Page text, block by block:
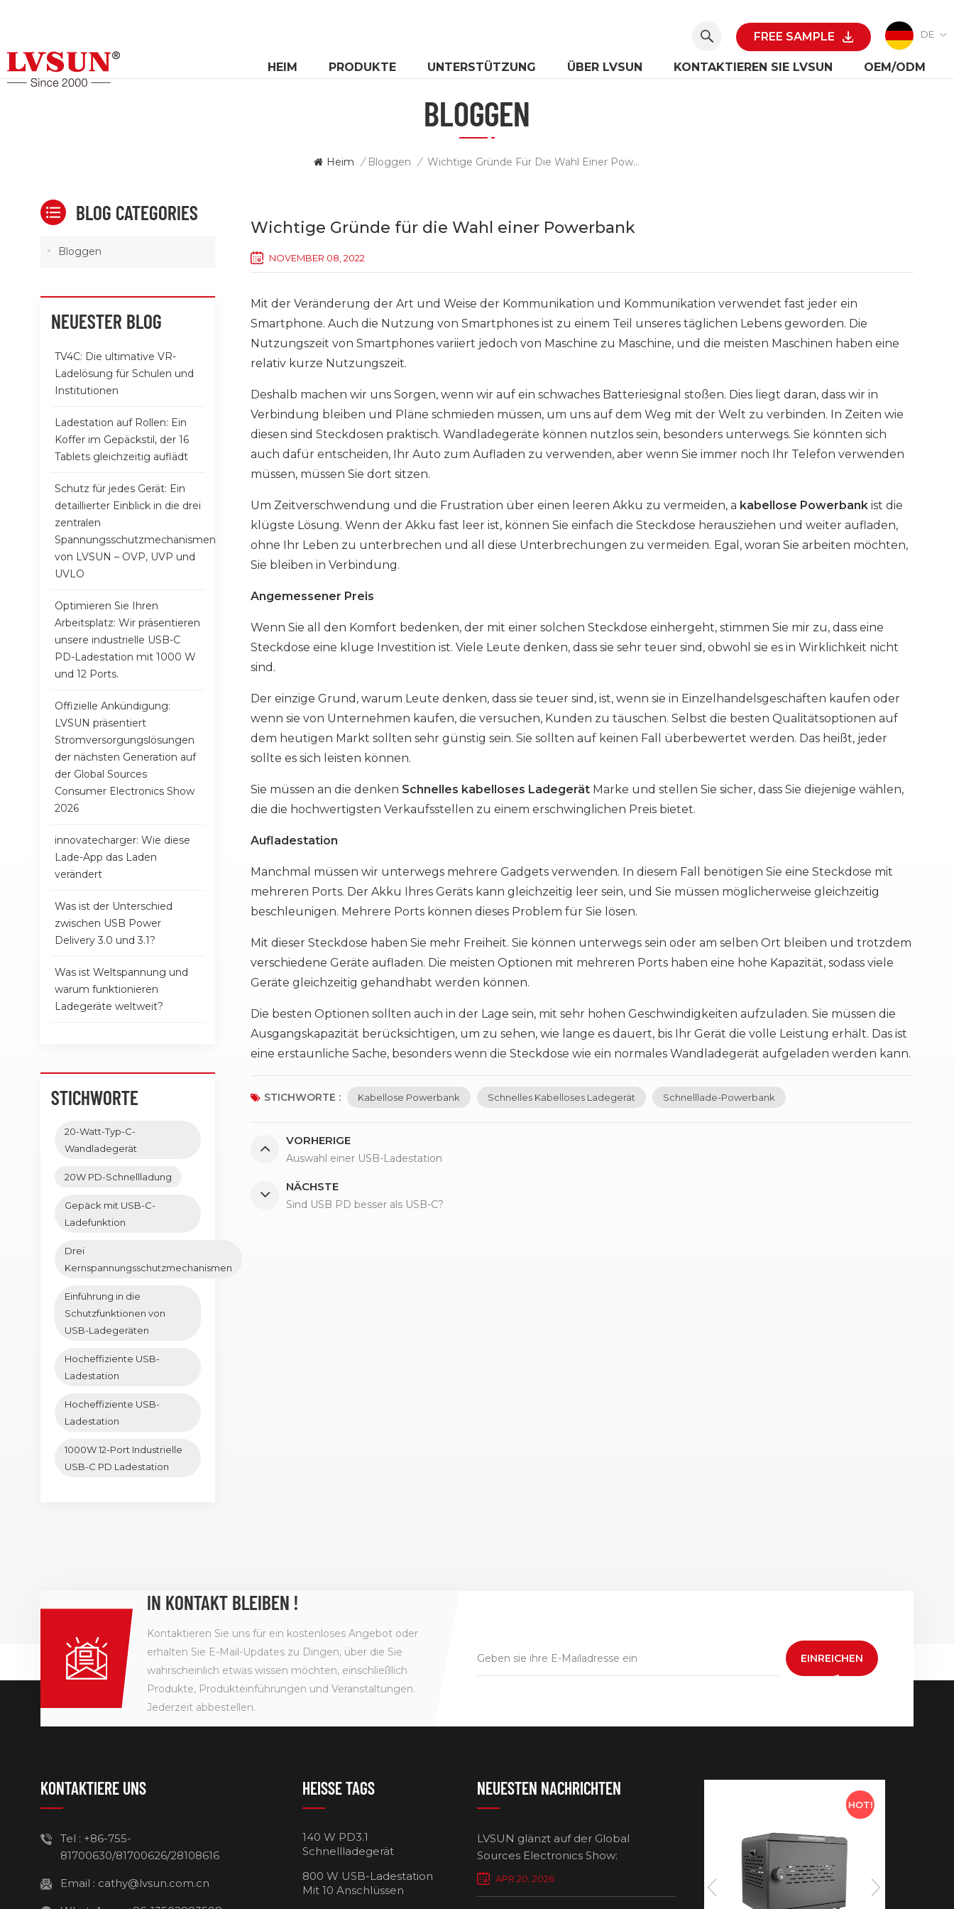
DE
FREE SAMPLE
HEIM PRODUKTE UNTERSTÜTZUNG ÜBER LVSUN KONTAKTIEREN SIE LVSUN OEM/ODM
BLOGGEN
Heim / Bloggen / Wichtige Gründe Für Die Wahl Einer Powerbank
Wichtige Gründe für die Wahl einer Powerbank
NOVEMBER 08, 2022
Mit der Veränderung der Art und Weise der Kommunikation und Kommunikation verwendet fast jeder ein
Smartphone. Auch die Nutzung von Smartphones ist zu einem Teil unseres täglichen Lebens geworden. Die
Nutzungszeit von Smartphones variiert jedoch von Maschine zu Maschine, und die meisten Maschinen haben eine
relativ kurze Nutzungszeit.
Deshalb machen wir uns Sorgen, wenn wir auf ein schwaches Batteriesignal stoßen. Dies liegt daran, dass wir in
Verbindung bleiben und Pläne schmieden müssen, um uns auf dem Weg mit der Welt zu verbinden. In Zeiten wie
diesen sind Steckdosen praktisch. Wandladegeräte können nutzlos sein, besonders unterwegs. Sie könnten sich
auch dafür entscheiden, Ihr Auto zum Aufladen zu verwenden, aber wenn Sie immer noch Ihr Telefon verwenden
müssen, müssen Sie dort sitzen.
Um Zeitverschwendung und die Frustration über einen leeren Akku zu vermeiden, a kabellose Powerbank ist die
klügste Lösung. Wenn der Akku fast leer ist, können Sie einfach die Steckdose herausziehen und weiter aufladen,
ohne Ihr Leben zu unterbrechen und all diese Unterbrechungen zu vermeiden. Egal, woran Sie arbeiten möchten,
Sie bleiben in Verbindung.
Angemessener Preis
Wenn Sie all den Komfort bedenken, der mit einer solchen Steckdose einhergeht, stimmen Sie mir zu, dass eine
Steckdose eine kluge Investition ist. Viele Leute denken, dass sie sehr teuer sind, obwohl sie es in Wirklichkeit nicht
sind.
Der einzige Grund, warum Leute denken, dass sie teuer sind, ist, wenn sie in Einzelhandelsgeschäften kaufen oder
wenn sie von Unternehmen kaufen, die versuchen, Kunden zu täuschen. Selbst die besten Qualitätsoptionen auf
dem heutigen Markt sollten sehr günstig sein. Sie sollten auf keinen Fall überbewertet werden. Das heißt, jeder
sollte es sich leisten können.
Sie müssen an die denken Schnelles kabelloses Ladegerät Marke und stellen Sie sicher, dass Sie diejenige wählen,
die die hochwertigsten Verkaufsstellen zu einem erschwinglichen Preis bietet.
Aufladestation
Manchmal müssen wir unterwegs mehrere Gadgets verwenden. In diesem Fall benötigen Sie eine Steckdose mit
mehreren Ports. Der Akku Ihres Geräts kann gleichzeitig leer sein, und Sie müssen möglicherweise gleichzeitig
beschleunigen. Mehrere Ports können dieses Problem für Sie lösen.
Mit dieser Steckdose haben Sie mehr Freiheit. Sie können unterwegs sein oder am selben Ort bleiben und trotzdem
verschiedene Geräte aufladen. Die meisten Optionen mit mehreren Ports haben eine hohe Kapazität, sodass viele
Geräte gleichzeitig gehandhabt werden können.
Die besten Optionen sollten auch in der Lage sein, mit sehr hohen Geschwindigkeiten aufzuladen. Sie müssen die
Ausgangskapazität berücksichtigen, um zu sehen, wie lange es dauert, bis Ihr Gerät die volle Leistung erhält. Das ist
eine erstaunliche Sache, besonders wenn die Steckdose wie ein normales Wandladegerät aufgeladen werden kann.
STICHWORTE : Kabellose Powerbank Schnelles Kabelloses Ladegerät Schnelllade-Powerbank
VORHERIGE
Auswahl einer USB-Ladestation
NÄCHSTE
Sind USB PD besser als USB-C?
BLOG CATEGORIES
Bloggen
NEUESTER BLOG
TV4C: Die ultimative VR-
Ladelösung für Schulen und
Institutionen
Ladestation auf Rollen: Ein
Koffer im Gepäckstil, der 16
Tablets gleichzeitig auflädt
Schutz für jedes Gerät: Ein
detaillierter Einblick in die drei
zentralen
Spannungsschutzmechanismen
von LVSUN – OVP, UVP und
UVLO
Optimieren Sie Ihren
Arbeitsplatz: Wir präsentieren
unsere industrielle USB-C
PD-Ladestation mit 1000 W
und 12 Ports.
Offizielle Ankündigung:
LVSUN präsentiert
Stromversorgungslösungen
der nächsten Generation auf
der Global Sources
Consumer Electronics Show
2026
innovatecharger: Wie diese
Lade-App das Laden
verändert
Was ist der Unterschied
zwischen USB Power
Delivery 3.0 und 3.1?
Was ist Weltspannung und
warum funktionieren
Ladegeräte weltweit?
STICHWORTE
20-Watt-Typ-C-
Wandladegerät
20W PD-Schnellladung
Gepäck mit USB-C-
Ladefunktion
Drei
Kernspannungsschutzmechanismen
Einführung in die
Schutzfunktionen von
USB-Ladegeräten
Hocheffiziente USB-
Ladestation
Hocheffiziente USB-
Ladestation
1000W 12-Port Industrielle
USB-C PD Ladestation
IN KONTAKT BLEIBEN !
Kontaktieren Sie uns für ein kostenloses Angebot oder
erhalten Sie E-Mail-Updates zu Dingen, über die Sie
wahrscheinlich etwas wissen möchten, einschließlich
Produkte, Produkteinführungen und Veranstaltungen.
Jederzeit abbestellen.
EINREICHEN
KONTAKTIERE UNS
Tel : +86-755-
81700630/81700626/28108616
Email : cathy@lvsun.com.cn
HEISSE TAGS
140 W PD3.1
Schnellladegerät
800 W USB-Ladestation
Mit 10 Anschlüssen
NEUESTEN NACHRICHTEN
LVSUN glänzt auf der Global
Sources Electronics Show:
Mehrfach-Ladegeräte setzen neue
Maßstäbe für intelligentes Laden
APR 20, 2026
HOT!